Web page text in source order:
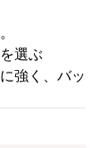
選ぶ
強く、バッ